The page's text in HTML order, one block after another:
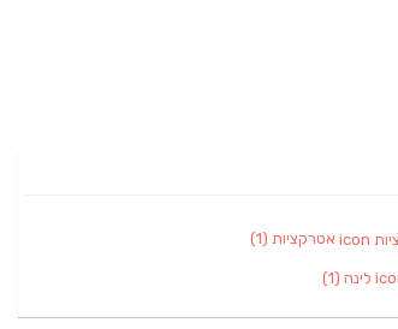
אטרקציות (1)
לינה (1)